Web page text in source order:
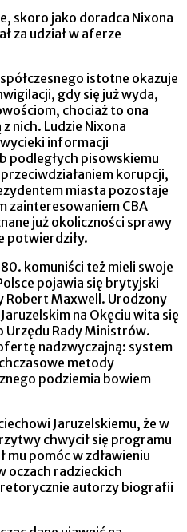
skoro jako doradca Nixona
za udział w aferze
istotne okazuje
gdy się już wyda,
chociaż to ona
nich. Ludzie Nixona
informacji
podległych pisowskiemu
korupcji,
miasta pozostaje
zainteresowaniem CBA
już okoliczności sprawy
potwierdziły.
komuniści też mieli swoje
pojawia się brytyjski
Robert Maxwell. Urodzony
na Okęciu wita się
Urzędu Rady Ministrów.
nadzwyczajną: system
metody
podziemia bowiem
Jaruzelskiemu, że w
chwycił się programu
pomóc w zdławieniu
oczach radzieckich
autorzy biografii